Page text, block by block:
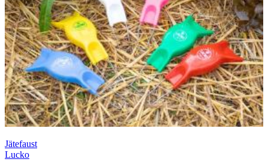
Jätefaust
Lucko